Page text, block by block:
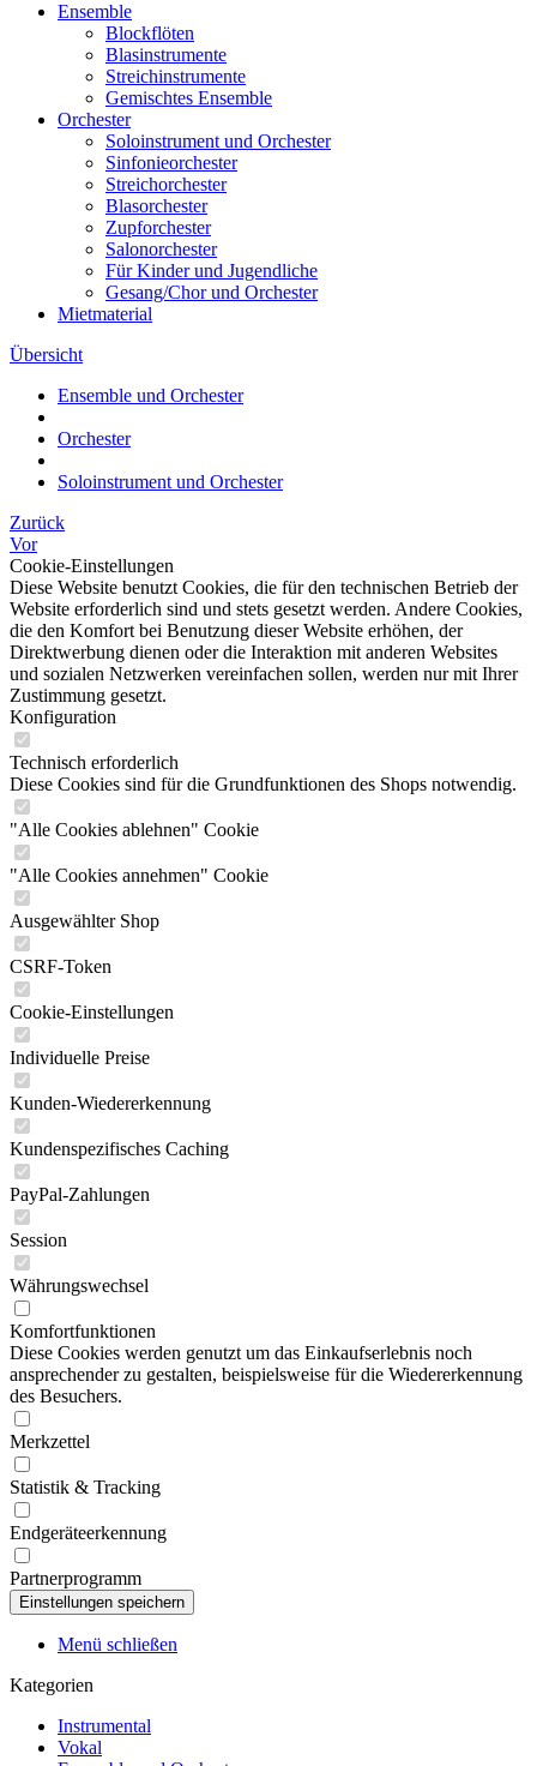
Ensemble
Blockflöten
Blasinstrumente
Streichinstrumente
Gemischtes Ensemble
Orchester
Soloinstrument und Orchester
Sinfonieorchester
Streichorchester
Blasorchester
Zupforchester
Salonorchester
Für Kinder und Jugendliche
Gesang/Chor und Orchester
Mietmaterial
Übersicht
Ensemble und Orchester
Orchester
Soloinstrument und Orchester
Zurück
Vor
Cookie-Einstellungen
Diese Website benutzt Cookies, die für den technischen Betrieb der
Website erforderlich sind und stets gesetzt werden. Andere Cookies,
die den Komfort bei Benutzung dieser Website erhöhen, der
Direktwerbung dienen oder die Interaktion mit anderen Websites
und sozialen Netzwerken vereinfachen sollen, werden nur mit Ihrer
Zustimmung gesetzt.
Konfiguration
Technisch erforderlich
Diese Cookies sind für die Grundfunktionen des Shops notwendig.
"Alle Cookies ablehnen" Cookie
"Alle Cookies annehmen" Cookie
Ausgewählter Shop
CSRF-Token
Cookie-Einstellungen
Individuelle Preise
Kunden-Wiedererkennung
Kundenspezifisches Caching
PayPal-Zahlungen
Session
Währungswechsel
Komfortfunktionen
Diese Cookies werden genutzt um das Einkaufserlebnis noch
ansprechender zu gestalten, beispielsweise für die Wiedererkennung
des Besuchers.
Merkzettel
Statistik & Tracking
Endgeräteerkennung
Partnerprogramm
Menü schließen
Kategorien
Instrumental
Vokal